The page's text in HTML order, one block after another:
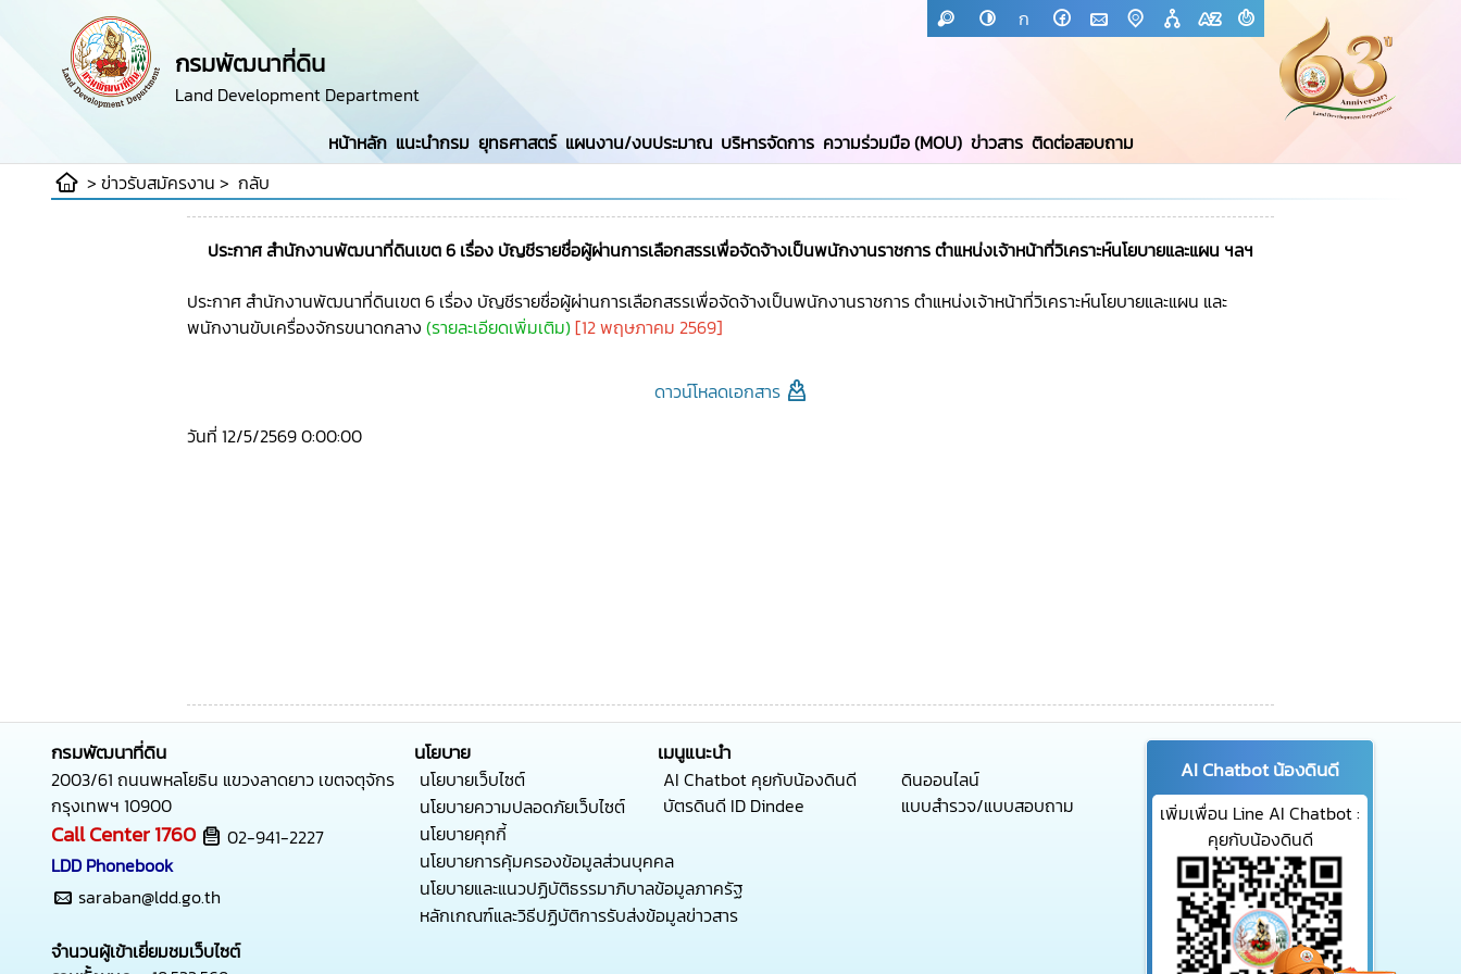
กรมพัฒนาที่ดิน
Land Development Department
ก
หน้าหลัก แนะนำกรม ยุทธศาสตร์ แผนงาน/งบประมาณ บริหารจัดการ ความร่วมมือ (MOU) ข่าวสาร ติดต่อสอบถาม
> ข่าวรับสมัครงาน > กลับ
ประกาศ สำนักงานพัฒนาที่ดินเขต 6 เรื่อง บัญชีรายชื่อผู้ผ่านการเลือกสรรเพื่อจัดจ้างเป็นพนักงานราชการ ตำแหน่งเจ้าหน้าที่วิเคราะห์นโยบายและแผน ฯลฯ
ประกาศ สำนักงานพัฒนาที่ดินเขต 6 เรื่อง บัญชีรายชื่อผู้ผ่านการเลือกสรรเพื่อจัดจ้างเป็นพนักงานราชการ ตำแหน่งเจ้าหน้าที่วิเคราะห์นโยบายและแผน และ
พนักงานขับเครื่องจักรขนาดกลาง (รายละเอียดเพิ่มเติม)[12 พฤษภาคม 2569]
ดาวน์โหลดเอกสาร
วันที่ 12/5/2569 0:00:00
กรมพัฒนาที่ดิน
2003/61 ถนนพหลโยธิน แขวงลาดยาว เขตจตุจักร
กรุงเทพฯ 10900
Call Center1760
02-941-2227
LDD Phonebook
saraban@ldd.go.th
จำนวนผู้เข้าเยี่ยมชมเว็บไซต์
นโยบาย
นโยบายเว็บไซต์
นโยบายความปลอดภัยเว็บไซต์
นโยบายคุกกี้
นโยบายการคุ้มครองข้อมูลส่วนบุคคล
นโยบายและแนวปฏิบัติธรรมาภิบาลข้อมูลภาครัฐ
หลักเกณฑ์และวิธีปฏิบัติการรับส่งข้อมูลข่าวสาร
เมนูแนะนำ
AI Chatbot คุยกับน้องดินดี
ดินออนไลน์
บัตรดินดี ID Dindee
แบบสำรวจ/แบบสอบถาม
AI Chatbot น้องดินดี
เพิ่มเพื่อน Line AI Chatbot :
คุยกับน้องดินดี